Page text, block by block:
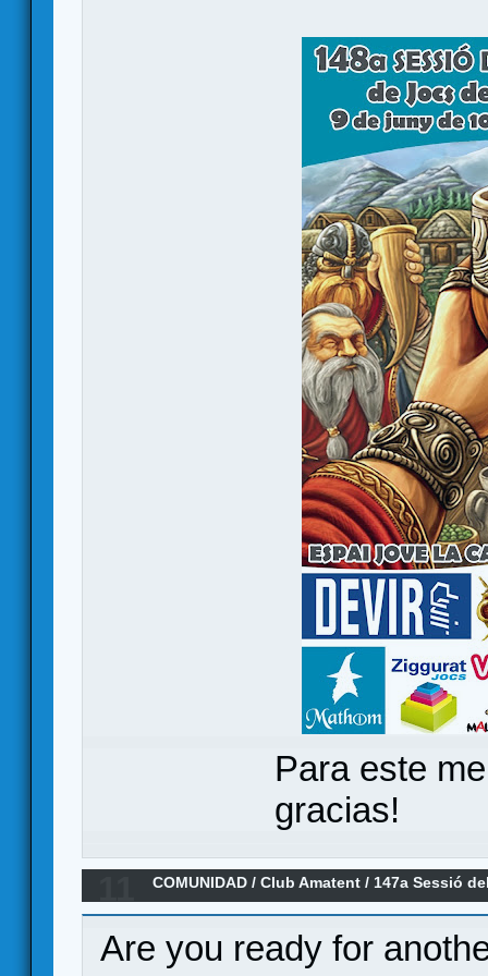
Para este
gracias!
COMUNIDAD /Club Amatent / 147a Sessió
Are you ready for